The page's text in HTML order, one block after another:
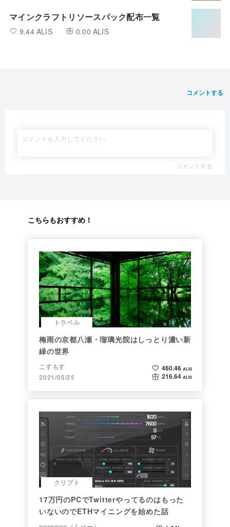
マインクラフトリソースパック配布一覧
9.44 ALIS 0.00 ALIS
コメントする
コメントする
こちらもおすすめ！
トラベル
梅雨の京都八瀬・瑠璃光院はしっとり濃い新
緑の世界
こすもす
2021/05/25
460.46 ALIS
216.64 ALIS
クリプト
17万円のPCでTwitterやってるのはもった
いないのでETHマイニングを始めた話